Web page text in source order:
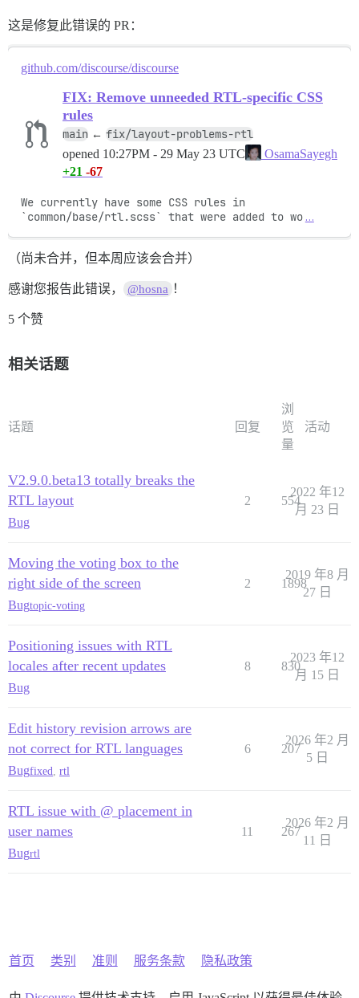
这是修复此错误的 PR：
github.com/discourse/discourse
FIX: Remove unneeded RTL-specific CSS
rules
main ← fix/layout-problems-rtl
opened 10:27PM - 29 May 23 UTC
OsamaSayegh
+21 -67
We currently have some CSS rules in
`common/base/rtl.scss` that were added to wo …
（尚未合并，但本周应该会合并）
感谢您报告此错误， @hosna ！
5 个赞
相关话题
话题 回复
浏
览
量
活动
V2.9.0.beta13 totally breaks the
RTL layout
Bug
2 554
2022 年12
月 23 日
Moving the voting box to the
right side of the screen
Bugtopic-voting
2 1898
2019 年8 月
27 日
Positioning issues with RTL
locales after recent updates
Bug
8 830
2023 年12
月 15 日
Edit history revision arrows are
not correct for RTL languages
Bugfixed rtl
6 207
2026 年2 月
5 日
RTL issue with @ placement in
user names
Bugrtl
11 267
2026 年2 月
11 日
首页 类别 准则 服务条款 隐私政策